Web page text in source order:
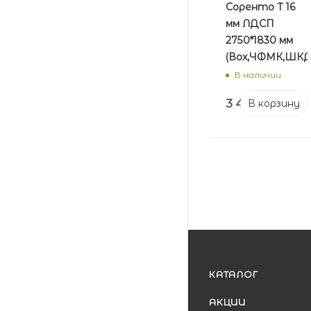
Соренто T 16
мм ЛДСП
2750*1830 мм
В наличии
3 404₽
В корзину
КАТАЛОГ
АКЦИИ